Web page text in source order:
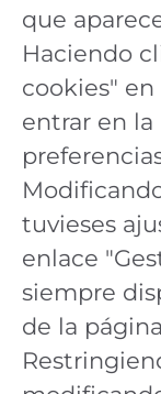
que
Haciendo
cookies"
entrar en la
tuvieses
enlace
siempre
de la